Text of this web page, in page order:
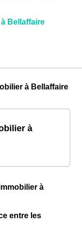
Bellaffaire
à Bellaffaire
à
à
entre les